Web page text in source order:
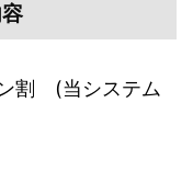
割 (当システム